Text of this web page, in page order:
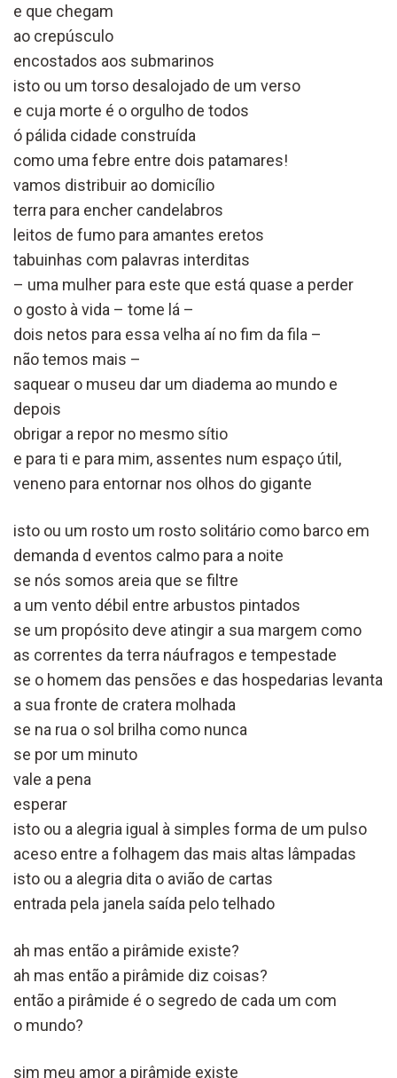
e que chegam
ao crepúsculo
encostados aos submarinos
isto ou um torso desalojado de um verso
e cuja morte é o orgulho de todos
ó pálida cidade construída
como uma febre entre dois patamares!
vamos distribuir ao domicílio
terra para encher candelabros
leitos de fumo para amantes eretos
tabuinhas com palavras interditas
– uma mulher para este que está quase a perder
o gosto à vida – tome lá –
dois netos para essa velha aí no fim da fila –
não temos mais –
saquear o museu dar um diadema ao mundo e
depois
obrigar a repor no mesmo sítio
e para ti e para mim, assentes num espaço útil,
veneno para entornar nos olhos do gigante
isto ou um rosto um rosto solitário como barco em
demanda d eventos calmo para a noite
se nós somos areia que se filtre
a um vento débil entre arbustos pintados
se um propósito deve atingir a sua margem como
as correntes da terra náufragos e tempestade
se o homem das pensões e das hospedarias levanta
a sua fronte de cratera molhada
se na rua o sol brilha como nunca
se por um minuto
vale a pena
esperar
isto ou a alegria igual à simples forma de um pulso
aceso entre a folhagem das mais altas lâmpadas
isto ou a alegria dita o avião de cartas
entrada pela janela saída pelo telhado
ah mas então a pirâmide existe?
ah mas então a pirâmide diz coisas?
então a pirâmide é o segredo de cada um com
o mundo?
sim meu amor a pirâmide existe